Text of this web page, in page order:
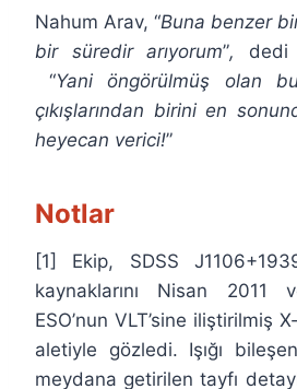
Nahum Arav, “Buna benzer
bir süredir arıyorum”,
“Yani öngörülmüş olan
çıkışlarından birini en
heyecan verici!”
Notlar
[1] Ekip, SDSS
kaynaklarını Nisan 2011
ESO’nun VLT’sine iliştirilmiş
aletiyle gözledi. Işığı
meydana getirilen tayfı